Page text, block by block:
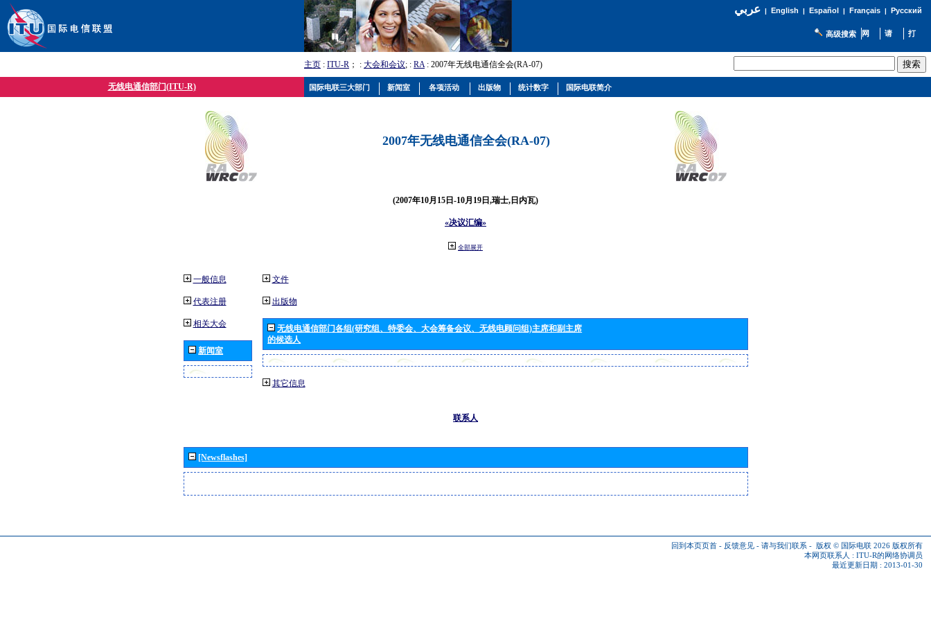
عربي| English | Español | Français| Русский
高级搜索
主页 : ITU-R ； : 大会和会议; : RA: 2007年无线电通信全会(RA-07)
无线电通信部门(ITU-R)
2007年无线电通信全会(RA-07)
(2007年10月15日-10月19日,瑞士,日内瓦)
«决议汇编»
全部展开
一般信息
代表注册
相关大会
新闻室
文件
出版物
无线电通信部门各组(研究组、特委会、大会筹备会议、无线电顾问组)主席和副主席
的候选人
其它信息
联系人
[Newsflashes]
回到本页页首 - 反馈意见 - 请与我们联系 - 版权 © 国际电联 2026 版权所有
本网页联系人 : ITU-R的网络协调员
最近更新日期 : 2013-01-30
国际电联三大部门 新闻室 各项活动 出版物 统计数字 国际电联简介